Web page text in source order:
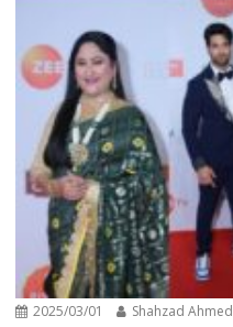
2025/03/01 Shahzad Ahmed